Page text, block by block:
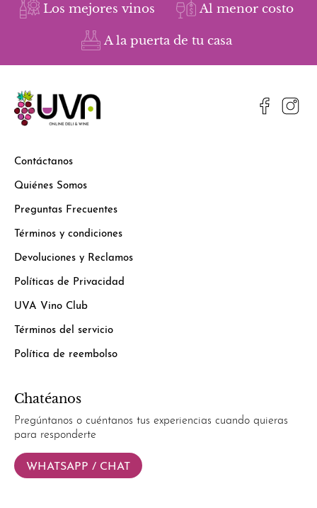
Los mejores vinos Al menor costo
A la puerta de tu casa
Contáctanos
Quiénes Somos
Preguntas Frecuentes
Términos y condiciones
Devoluciones y Reclamos
Políticas de Privacidad
UVA Vino Club
Términos del servicio
Política de reembolso
Chatéanos
Pregúntanos o cuéntanos tus experiencias cuando quieras
para responderte
WHATSAPP / CHAT